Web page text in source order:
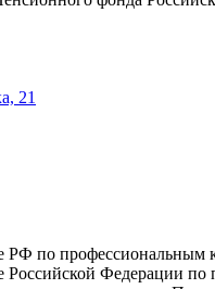
21
РФ по профессиональным
Федерации по